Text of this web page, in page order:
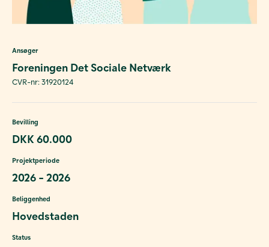
Ansøger
Foreningen Det Sociale Netværk
CVR-nr: 31920124
Bevilling
DKK 60.000
Projektperiode
2026 - 2026
Beliggenhed
Hovedstaden
Status